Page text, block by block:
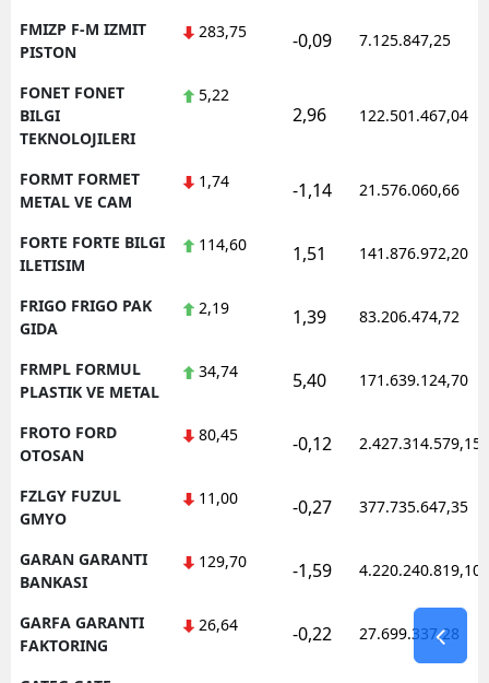
FMIZP F-M IZMIT
PISTON
283,75 -0,09 7.125.847,25
FONET FONET
BILGI
TEKNOLOJILERI
5,22
2,96 122.501.467,04
FORMT FORMET
METAL VE CAM
1,74 -1,14 21.576.060,66
FORTE FORTE BILGI
ILETISIM
114,60 1,51 141.876.972,20
FRIGO FRIGO PAK
GIDA
2,19 1,39 83.206.474,72
FRMPL FORMUL
PLASTIK VE METAL
34,74 5,40 171.639.124,70
FROTO FORD
OTOSAN
80,45 -0,12 2.427.314.579,15
FZLGY FUZUL
GMYO
11,00 -0,27 377.735.647,35
GARAN GARANTI
BANKASI
129,70 -1,59 4.220.240.819,10
GARFA GARANTI
FAKTORING
26,64 -0,22 27.699.337,28